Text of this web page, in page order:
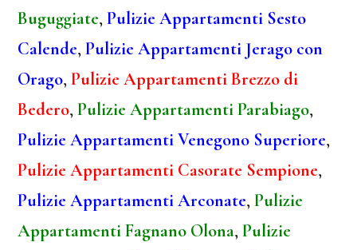
Buguggiate,Pulizie Appartamenti Sesto
Calende,Pulizie Appartamenti Jerago con
Orago,Pulizie Appartamenti Brezzo di
Bedero,Pulizie Appartamenti Parabiago,
Pulizie Appartamenti Venegono Superiore,
Pulizie Appartamenti Casorate Sempione,
Pulizie Appartamenti Arconate,Pulizie
Appartamenti Fagnano Olona,Pulizie